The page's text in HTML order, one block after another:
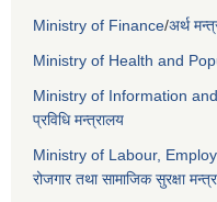
Ministry of Finance/अर्थ
Ministry of Health and
Ministry of Information
प्रविधि मन्त्रालय
Ministry of Labour,
रोजगार तथा सामाजिक सुरक्षा